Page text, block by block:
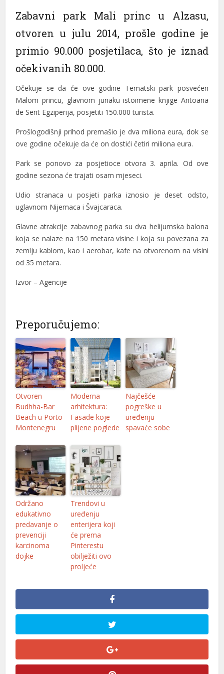
panel
panel
panel
panel
panel
panel
panel
panel
panel
panel
panel
panel
panel
panel
panel
panel
panel
panel
panel
panel
panel
panel
panel
panel
panel
panel
panel
Zabavni park Mali princ u Alzasu,
otvoren u julu 2014, prošle godine je
primio 90.000 posjetilaca, što je iznad
očekivanih 80.000.
Očekuje se da će ove godine Tematski park posvećen
Malom princu, glavnom junaku istoimene knjige Antoana
de Sent Egziperija, posjetiti 150.000 turista.
Prošlogodišnji prihod premašio je dva miliona eura, dok se
ove godine očekuje da će on dostići četiri miliona eura.
Park se ponovo za posjetioce otvora 3. aprila. Od ove
godine sezona će trajati osam mjeseci.
Udio stranaca u posjeti parka iznosio je deset odsto,
uglavnom Nijemaca i Švajcaraca.
Glavne atrakcije zabavnog parka su dva helijumska balona
koja se nalaze na 150 metara visine i koja su povezana za
zemlju kablom, kao i aerobar, kafe na otvorenom na visini
od 35 metara.
Izvor – Agencije
Preporučujemo:
Otvoren
Budhha-Bar
Beach u Porto
Montenegru
Moderna
arhitektura:
Fasade koje
plijene poglede
Najčešće
pogreške u
uređenju
spavaće sobe
Održano
edukativno
predavanje o
prevenciji
karcinoma
dojke
Trendovi u
uređenju
enterijera koji
će prema
Pinterestu
obilježiti ovo
proljeće